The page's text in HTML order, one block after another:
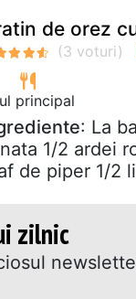
de orez
principal
: La
1/2 ardei
de piper 1/2
zilnic